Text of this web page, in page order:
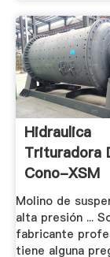
Hidraulica
Trituradora
Cono-XSM
Trituradora .
Molino de
alta presión ...
fabricante
tiene alguna